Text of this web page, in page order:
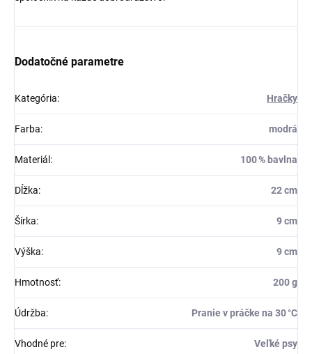
Dodatočné parametre
Kategória: Hračky
Farba: modrá
Materiál : 100 % bavlna
Dĺžka: 22 cm
Šírka: 9 cm
Výška: 9 cm
Hmotnosť: 200 g
Údržba: Pranie v práčke na 30 °C
Vhodné pre: Veľké psy